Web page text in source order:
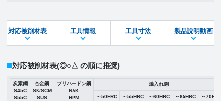
STEPファイル DXFファイル
対応被削材表 工具情報 工具寸法 製品説明動画
対応被削材表(◎○△ の順に推奨)
炭素鋼
S45C
S55C
合金鋼
SK/SCM
SUS
プリハードン鋼
NAK
HPM
焼入れ鋼
～50HRC ～55HRC ～60HRC ～65HRC ～